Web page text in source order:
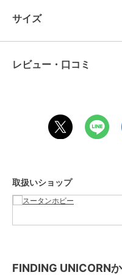
※こちらはブラインドボック
この商品は、不良品のみ返品を承
ショップ スータ
商品カテゴリ すべての
ア
サイズ **
サイズ
レビュー・口コミ
取扱いショップ
FINDING UNICORN